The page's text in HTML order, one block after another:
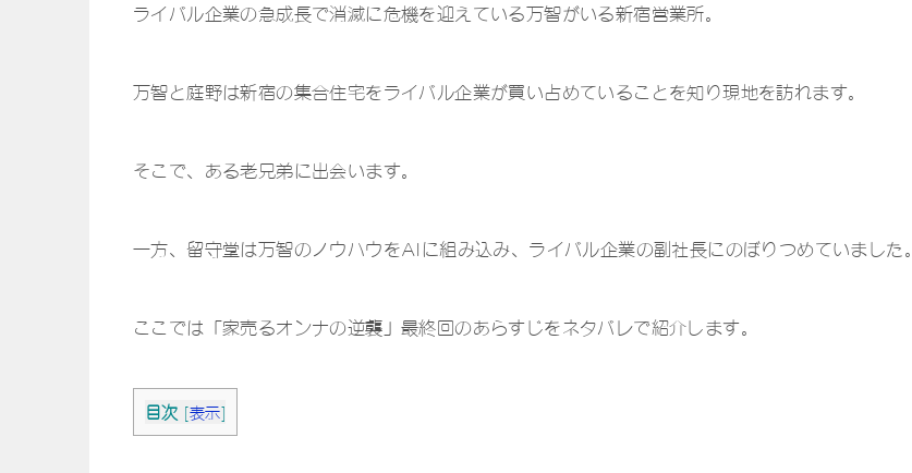
ライバル企業の急成長で消滅に危機を迎えている万智がいる新宿営業所。
万智と庭野は新宿の集合住宅をライバル企業が買い占めていることを知り現地を訪れます。
そこで、ある老兄弟に出会います。
一方、留守堂は万智のノウハウをAIに組み込み、ライバル企業の副社長にのぼりつめていました。
ここでは「家売るオンナの逆襲」最終回のあらすじをネタバレで紹介します。
目次 [表示]